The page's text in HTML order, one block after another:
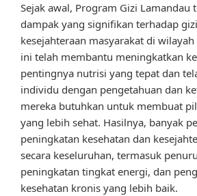
Sejak awal, Program Gizi Lamandau
dampak yang signifikan terhadap
kesejahteraan masyarakat di
ini telah membantu meningkatkan
pentingnya nutrisi yang tepat dan
individu dengan pengetahuan dan
mereka butuhkan untuk membuat
yang lebih sehat. Hasilnya, banyak
peningkatan kesehatan dan
secara keseluruhan, termasuk
peningkatan tingkat energi, dan
kesehatan kronis yang lebih baik.